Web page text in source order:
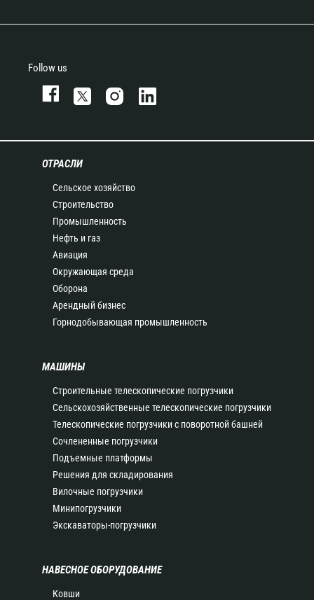
Follow us
ОТРАСЛИ
Сельское хозяйство
Строительство
Промышленность
Нефть и газ
Авиация
Окружающая среда
Оборона
Арендный бизнес
Горнодобывающая промышленность
МАШИНЫ
Строительные телескопические погрузчики
Сельскохозяйственные телескопические погрузчики
Телескопические погрузчики с поворотной башней
Сочлененные погрузчики
Подъемные платформы
Решения для складирования
Вилочные погрузчики
Минипогрузчики
Экскаваторы-погрузчики
НАВЕСНОЕ ОБОРУДОВАНИЕ
Ковши